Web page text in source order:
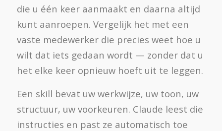
die u één keer aanmaakt en daarna altijd
kunt aanroepen. Vergelijk het met een
vaste medewerker die precies weet hoe u
wilt dat iets gedaan wordt — zonder dat u
het elke keer opnieuw hoeft uit te leggen.
Een skill bevat uw werkwijze, uw toon, uw
structuur, uw voorkeuren. Claude leest die
instructies en past ze automatisch toe